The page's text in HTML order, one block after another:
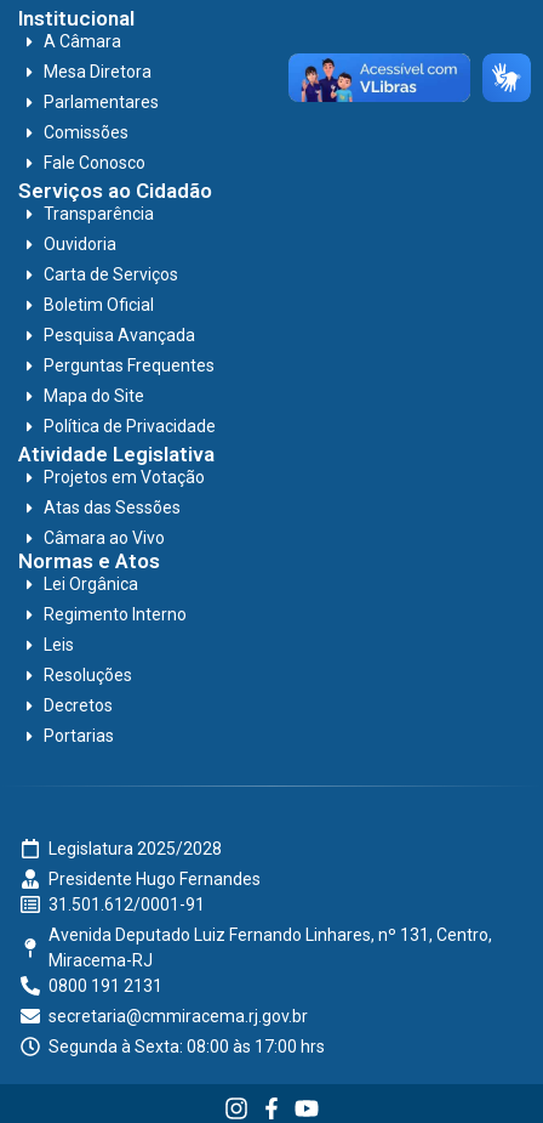
Institucional
A Câmara
Mesa Diretora
Parlamentares
Comissões
Fale Conosco
Serviços ao Cidadão
Transparência
Ouvidoria
Carta de Serviços
Boletim Oficial
Pesquisa Avançada
Perguntas Frequentes
Mapa do Site
Política de Privacidade
Atividade Legislativa
Projetos em Votação
Atas das Sessões
Câmara ao Vivo
Normas e Atos
Lei Orgânica
Regimento Interno
Leis
Resoluções
Decretos
Portarias
Legislatura 2025/2028
Presidente Hugo Fernandes
31.501.612/0001-91
Avenida Deputado Luiz Fernando Linhares, nº 131, Centro,
Miracema-RJ
0800 191 2131
secretaria@cmmiracema.rj.gov.br
Segunda à Sexta: 08:00 às 17:00 hrs